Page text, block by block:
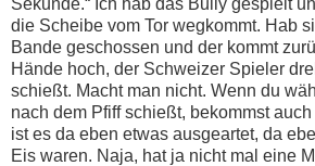
Sekunde.“ Ich hab das Bully gespielt
die Scheibe vom Tor wegkommt. Hab
Bande geschossen und der kommt
Hände hoch, der Schweizer Spieler
schießt. Macht man nicht. Wenn du
nach dem Pfiff schießt, bekommst
ist es da eben etwas ausgeartet, da
Eis waren. Naja, hat ja nicht mal eine